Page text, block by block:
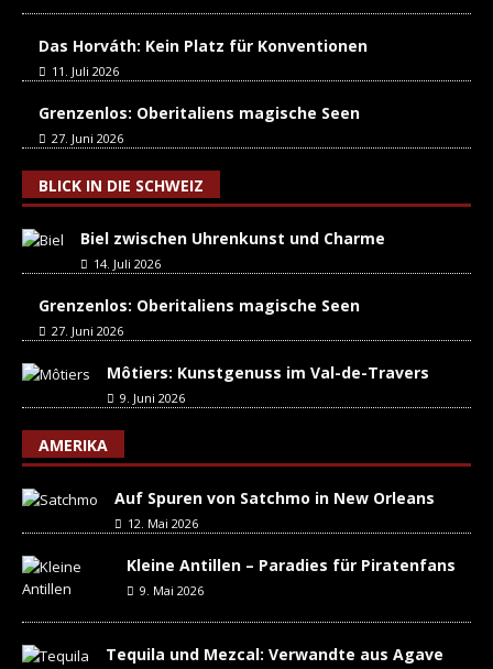
Das Horváth: Kein Platz für Konventionen
11. Juli 2026
Grenzenlos: Oberitaliens magische Seen
27. Juni 2026
BLICK IN DIE SCHWEIZ
Biel zwischen Uhrenkunst und Charme
14. Juli 2026
Grenzenlos: Oberitaliens magische Seen
27. Juni 2026
Môtiers: Kunstgenuss im Val-de-Travers
9. Juni 2026
AMERIKA
Auf Spuren von Satchmo in New Orleans
12. Mai 2026
Kleine Antillen – Paradies für Piratenfans
9. Mai 2026
Tequila und Mezcal: Verwandte aus Agave